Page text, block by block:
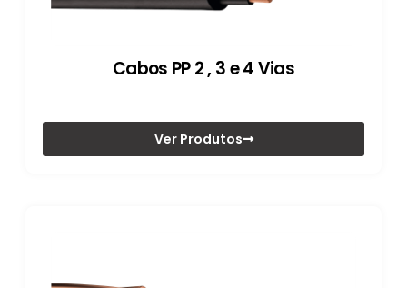
Cabos PP 2 , 3 e 4 Vias
Ver Produtos